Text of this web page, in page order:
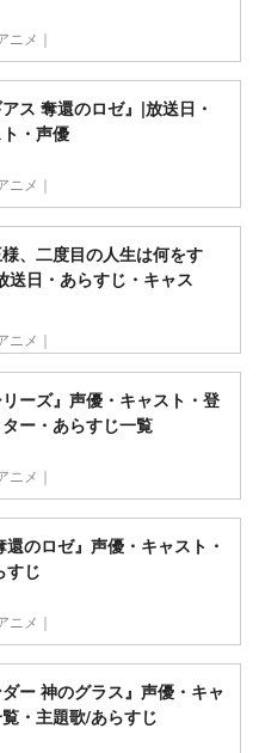
ニメ｜
ス 奪還のロゼ』|放送日・
・声優
ニメ｜
、二度目の人生は何をす
日・あらすじ・キャス
ニメ｜
ーズ』声優・キャスト・登
ー・あらすじ一覧
ニメ｜
還のロゼ』声優・キャスト・
すじ
ニメ｜
ー 神のグラス』声優・キャ
・主題歌/あらすじ